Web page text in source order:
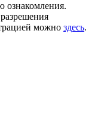
ознакомления.
можно здесь.